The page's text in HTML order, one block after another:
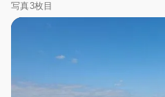
写真3枚目